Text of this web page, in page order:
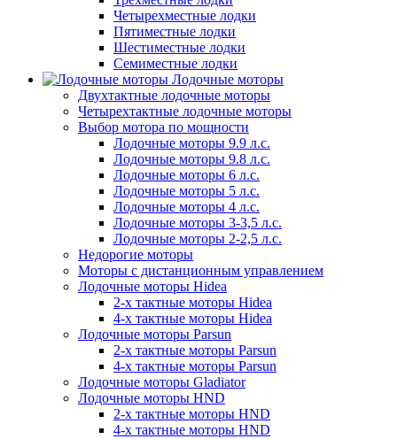
Четырехместные лодки
Пятиместные лодки
Шестиместные лодки
Семиместные лодки
Лодочные моторы
Двухтактные лодочные моторы
Четырехтактные лодочные моторы
Выбор мотора по мощности
Лодочные моторы 9.9 л.с.
Лодочные моторы 9.8 л.с.
Лодочные моторы 6 л.с.
Лодочные моторы 5 л.с.
Лодочные моторы 4 л.с.
Лодочные моторы 3-3,5 л.с.
Лодочные моторы 2-2,5 л.с.
Недорогие моторы
Моторы с дистанционным управлением
Лодочные моторы Hidea
2-х тактные моторы Hidea
4-х тактные моторы Hidea
Лодочные моторы Parsun
2-х тактные моторы Parsun
4-х тактные моторы Parsun
Лодочные моторы Gladiator
Лодочные моторы HND
2-х тактные моторы HND
4-х тактные моторы HND